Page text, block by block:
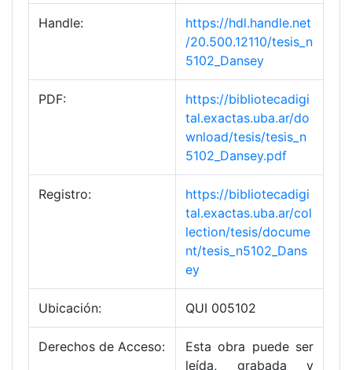
Handle:
https://hdl.handle.net
/20.500.12110/tesis_n
5102_Dansey
PDF:
https://bibliotecadigi
tal.exactas.uba.ar/do
wnload/tesis/tesis_n
5102_Dansey.pdf
Registro:
https://bibliotecadigi
tal.exactas.uba.ar/col
lection/tesis/docume
nt/tesis_n5102_Dans
ey
Ubicación: QUI 005102
Derechos de Acceso:
Esta obra puede ser
leída, grabada y